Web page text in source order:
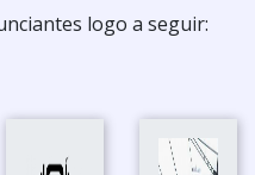
logo a seguir: